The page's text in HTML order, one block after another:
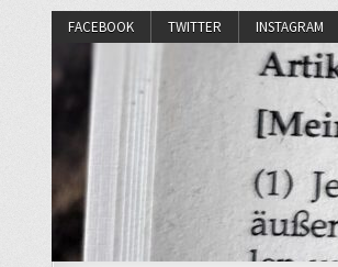
FACEBOOK TWITTER INSTAGRAM